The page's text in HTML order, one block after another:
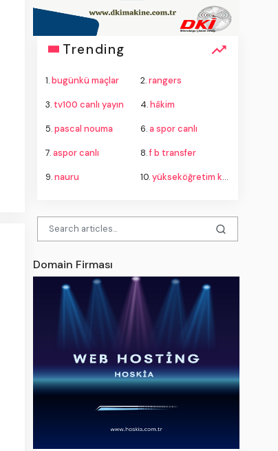
Trending
1.bugünkü maçlar 2.rangers
3. tv100 canlı yayın 4.hâkim
5.pascal nouma 6.a spor canlı
7.aspor canlı 8.f b transfer
9.nauru 10.yükseköğretim kurulu
Domain Firması